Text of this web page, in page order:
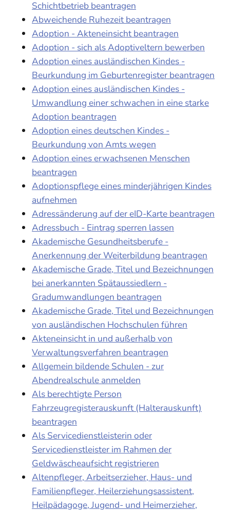
Schichtbetrieb beantragen
Abweichende Ruhezeit beantragen
Adoption - Akteneinsicht beantragen
Adoption - sich als Adoptiveltern bewerben
Adoption eines ausländischen Kindes -
Beurkundung im Geburtenregister beantragen
Adoption eines ausländischen Kindes -
Umwandlung einer schwachen in eine starke
Adoption beantragen
Adoption eines deutschen Kindes -
Beurkundung von Amts wegen
Adoption eines erwachsenen Menschen
beantragen
Adoptionspflege eines minderjährigen Kindes
aufnehmen
Adressänderung auf der eID-Karte beantragen
Adressbuch - Eintrag sperren lassen
Akademische Gesundheitsberufe -
Anerkennung der Weiterbildung beantragen
Akademische Grade, Titel und Bezeichnungen
bei anerkannten Spätaussiedlern -
Gradumwandlungen beantragen
Akademische Grade, Titel und Bezeichnungen
von ausländischen Hochschulen führen
Akteneinsicht in und außerhalb von
Verwaltungsverfahren beantragen
Allgemein bildende Schulen - zur
Abendrealschule anmelden
Als berechtigte Person
Fahrzeugregisterauskunft (Halterauskunft)
beantragen
Als Servicedienstleisterin oder
Servicedienstleister im Rahmen der
Geldwäscheaufsicht registrieren
Altenpfleger, Arbeitserzieher, Haus- und
Familienpfleger, Heilerziehungsassistent,
Heilpädagoge, Jugend- und Heimerzieher,